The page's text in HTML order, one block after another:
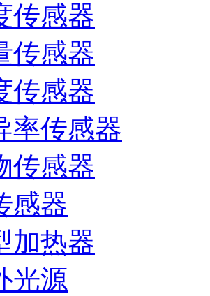
传感器
传感器
传感器
率传感器
传感器
感器
加热器
光源